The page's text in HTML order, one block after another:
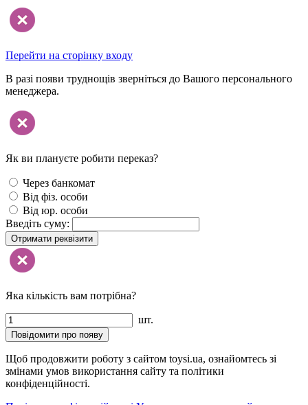
Перейти на сторінку входу
В разі появи труднощів зверніться до Вашого персонального
менеджера.
Як ви плануєте робити переказ?
Через банкомат
Від фіз. особи
Від юр. особи
Введіть суму:
Отримати реквізити
Яка кількість вам потрібна?
шт.
Повідомити про появу
Щоб продовжити роботу з сайтом toysi.ua, ознайомтесь зі
змінами умов використання сайту та політики
конфіденційності.